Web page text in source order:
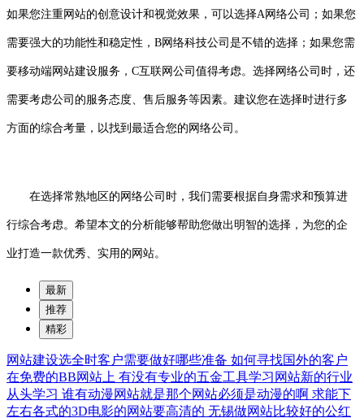
如果您注重网站的创意设计和视觉效果，可以选择A网络公司；如果您
需要强大的功能性和稳定性，B网络科技公司是不错的选择；如果您需
要移动端网站建设服务，C互联网公司值得考虑。选择网络公司时，还
需要考虑公司的服务态度、售后服务等因素。建议您在选择时进行多
方面的综合考量，以找到最适合您的网络公司。
在选择常熟地区的网络公司时，我们需要根据自身需求和预算进
行综合考虑。希望本文的分析能够帮助您做出明智的选择，为您的企
业打造一款优秀、实用的网站。
最新
推荐
精彩
网站建设选全时客户需要做好哪些准备 如何寻找国外的客户
在免费的BB网站上 有没有专业的五金工具学习网站新的行业
从头学习 谁有动漫网站就是那个网站必须是动漫的啊 求能下
左右各式的3D电影的网站要高清的 无锡做网站比较好的公红